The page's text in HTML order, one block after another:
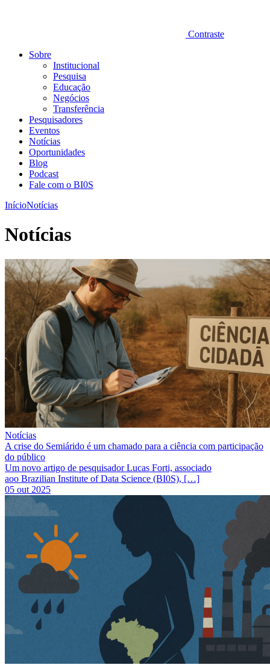
Contraste
Sobre
Institucional
Pesquisa
Educação
Negócios
Transferência
Pesquisadores
Eventos
Notícias
Oportunidades
Blog
Podcast
Fale com o BI0S
InícioNotícias
Notícias
Notícias
A crise do Semiárido é um chamado para a ciência com participação
do público
Um novo artigo de pesquisador Lucas Forti, associado
aoo Brazilian Institute of Data Science (BI0S), […]
05 out 2025